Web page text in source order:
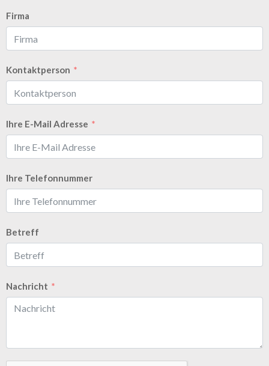
Firma
Kontaktperson
Ihre E-Mail Adresse
Ihre Telefonnummer
Betreff
Nachricht